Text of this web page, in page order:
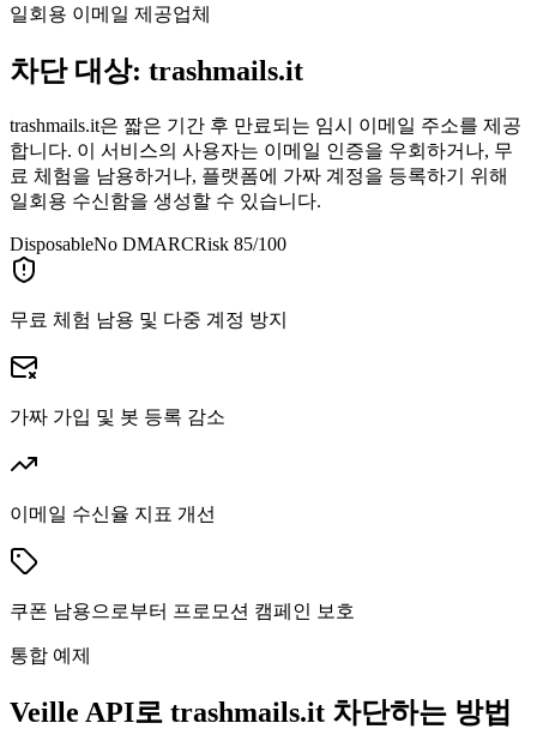
일회용 이메일 제공업체
차단 대상: trashmails.it
trashmails.it은 짧은 기간 후 만료되는 임시 이메일 주소를 제공
합니다. 이 서비스의 사용자는 이메일 인증을 우회하거나, 무
료 체험을 남용하거나, 플랫폼에 가짜 계정을 등록하기 위해
일회용 수신함을 생성할 수 있습니다.
DisposableNo DMARCRisk 85/100
무료 체험 남용 및 다중 계정 방지
가짜 가입 및 봇 등록 감소
이메일 수신율 지표 개선
쿠폰 남용으로부터 프로모션 캠페인 보호
통합 예제
Veille API로 trashmails.it 차단하는 방법